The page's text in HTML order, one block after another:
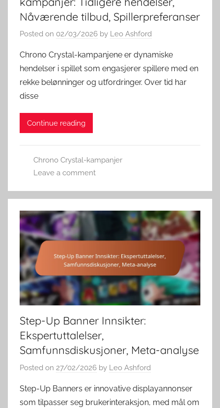
Nåværende tilbud, Spillerpreferanser
Posted on 02/03/2026 by Leo Ashford
Chrono Crystal-kampanjene er dynamiske
hendelser i spillet som engasjerer spillere med en
rekke belønninger og utfordringer. Over tid har
disse
Continue reading
Chrono Crystal-kampanjer
Leave a comment
Step-Up Banner Innsikter:
Ekspertuttalelser,
Samfunnsdiskusjoner, Meta-analyse
Posted on 27/02/2026 by Leo Ashford
Step-Up Banners er innovative displayannonser
som tilpasser seg brukerinteraksjon, med mål om